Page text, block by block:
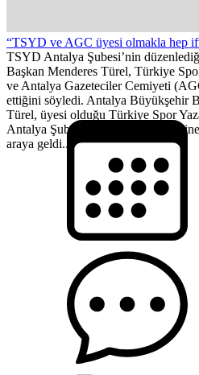
“TSYD ve AGC üyesi olmakla hep
TSYD Antalya Şubesi’nin
Başkan Menderes Türel, Türkiye
ve Antalya Gazeteciler Cemiyeti
ettiğini söyledi. Antalya Büyükşehir
Türel, üyesi olduğu Türkiye Spor
Antalya Şubesi’nin kaynama
araya geldi....